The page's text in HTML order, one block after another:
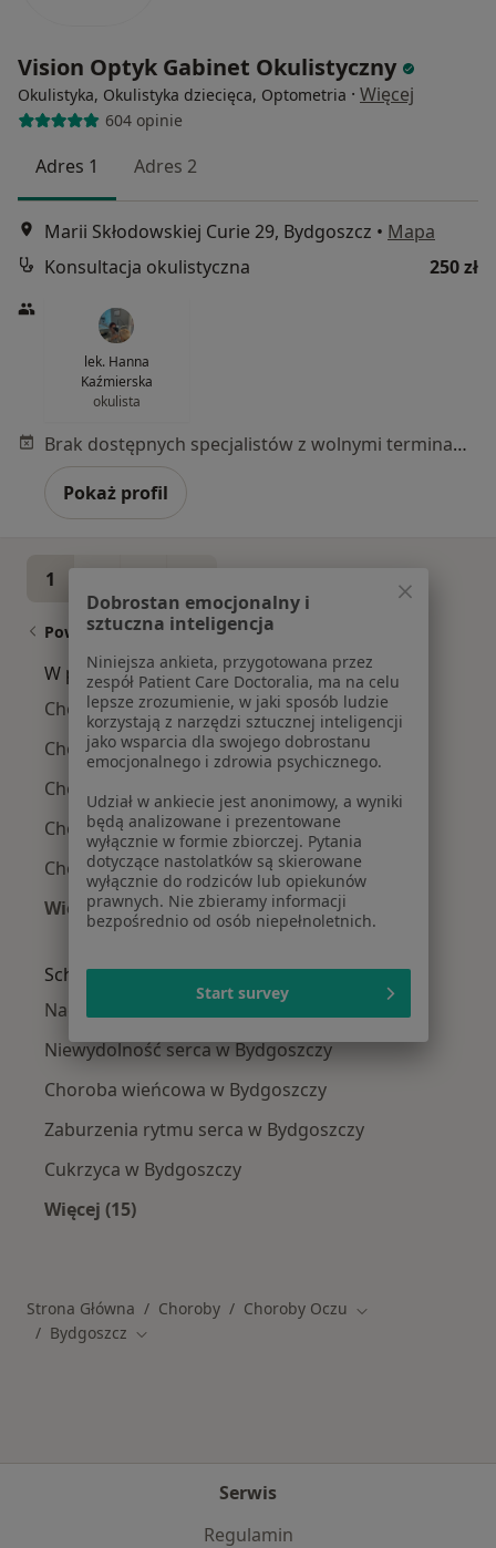
Vision Optyk Gabinet Okulistyczny
Okulistyka, Okulistyka dziecięca, Optometria · Więcej
604 opinie
Adres 1 Adres 2
Marii Skłodowskiej Curie 29, Bydgoszcz • Mapa
Konsultacja okulistyczna
250 zł
lek. Hanna
Kaźmierska
okulista
Brak dostępnych specjalistów z wolnymi terminami w tym centrum medycznym.
Pokaż profil
1
Powiązane wyszukiwania
W pobliżu Bydgoszczy
Choroby oczu w Toruniu
Choroby oczu w Aleksandrowie Kujawskim
Choroby oczu w Więcborku
Choroby oczu w Nakle nad Notecią
Choroby oczu w Osielsku
Więcej (2)
Więcej w kategorii: W pobliżu Bydgoszczy
Schorzenia w Bydgoszczy
Nadciśnienie tętnicze w Bydgoszczy
Niewydolność serca w Bydgoszczy
Choroba wieńcowa w Bydgoszczy
Zaburzenia rytmu serca w Bydgoszczy
Cukrzyca w Bydgoszczy
Więcej (15)
Strona Główna Choroby Choroby Oczu Zmień miasto
Bydgoszcz Zmień miasto
Serwis
Regulamin
Dobrostan emocjonalny i
sztuczna inteligencja
Niniejsza ankieta, przygotowana przez
zespół Patient Care Doctoralia, ma na celu
lepsze zrozumienie, w jaki sposób ludzie
korzystają z narzędzi sztucznej inteligencji
jako wsparcia dla swojego dobrostanu
emocjonalnego i zdrowia psychicznego.
Udział w ankiecie jest anonimowy, a wyniki
będą analizowane i prezentowane
wyłącznie w formie zbiorczej. Pytania
dotyczące nastolatków są skierowane
wyłącznie do rodziców lub opiekunów
prawnych. Nie zbieramy informacji
bezpośrednio od osób niepełnoletnich.
Start survey